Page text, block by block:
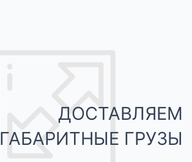
ДОСТАВЛЯЕМ
ГРУЗЫ